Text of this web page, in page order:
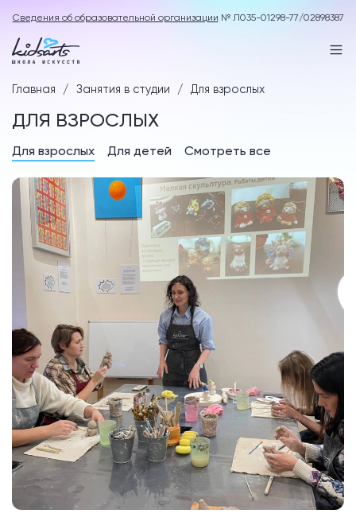
Сведения об образовательной организации № Л035-01298-77/02898387
Главная Занятия в студии Для взрослых
ДЛЯ ВЗРОСЛЫХ
Для взрослых Для детей Смотреть все